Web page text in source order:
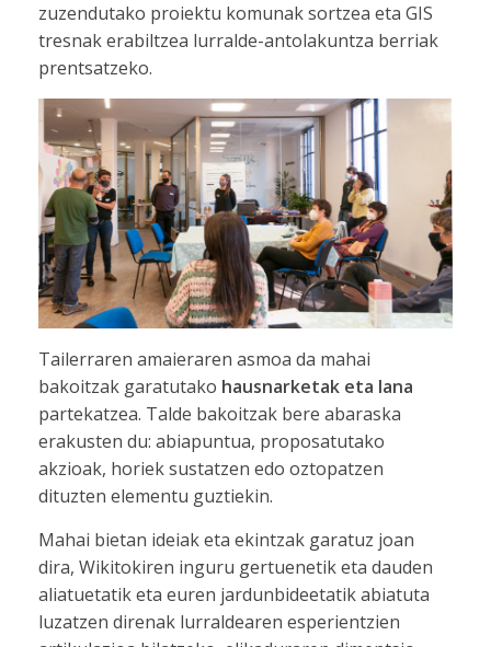
zuzendutako proiektu komunak sortzea eta GIS
tresnak erabiltzea lurralde-antolakuntza berriak
prentsatzeko.
Tailerraren amaieraren asmoa da mahai
bakoitzak garatutako hausnarketak eta lana
partekatzea. Talde bakoitzak bere abaraska
erakusten du: abiapuntua, proposatutako
akzioak, horiek sustatzen edo oztopatzen
dituzten elementu guztiekin.
Mahai bietan ideiak eta ekintzak garatuz joan
dira, Wikitokiren inguru gertuenetik eta dauden
aliatuetatik eta euren jardunbideetatik abiatuta
luzatzen direnak lurraldearen esperientzien